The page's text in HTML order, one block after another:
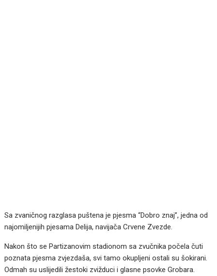
Sa zvaničnog razglasa puštena je pjesma “Dobro znaj”, jedna od
najomiljenijih pjesama Delija, navijača Crvene Zvezde.
Nakon što se Partizanovim stadionom sa zvučnika počela čuti
poznata pjesma zvjezdaša, svi tamo okupljeni ostali su šokirani.
Odmah su uslijedili žestoki zvižduci i glasne psovke Grobara.